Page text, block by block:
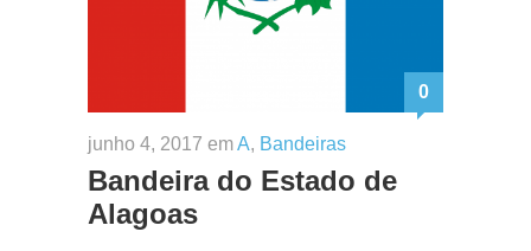
0
junho 4, 2017 emA, Bandeiras
Bandeira do Estado de
Alagoas